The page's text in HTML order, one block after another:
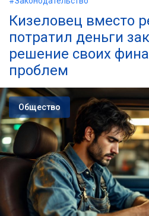
Кизеловец вместо
потратил деньги
решение своих
проблем
Общество